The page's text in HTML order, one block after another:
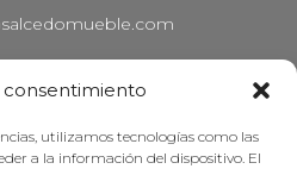
consentimiento
utilizamos tecnologías como las
a la información del dispositivo. El